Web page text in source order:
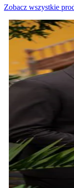
Zobacz wszystkie